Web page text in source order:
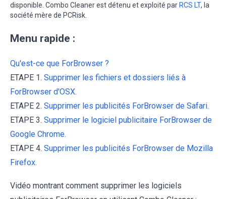
disponible. Combo Cleaner est détenu et exploité par RCS LT, la
société mère de PCRisk.
Menu rapide :
Qu'est-ce que ForBrowser ?
ETAPE 1. Supprimer les fichiers et dossiers liés à
ForBrowser d'OSX.
ETAPE 2. Supprimer les publicités ForBrowser de Safari.
ETAPE 3. Supprimer le logiciel publicitaire ForBrowser de
Google Chrome.
ETAPE 4. Supprimer les publicités ForBrowser de Mozilla
Firefox.
Vidéo montrant comment supprimer les logiciels